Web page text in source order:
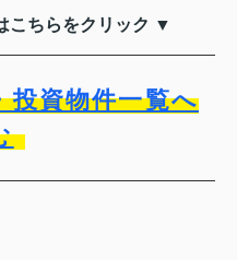
こちらをクリック ▼
投資物件一覧へ